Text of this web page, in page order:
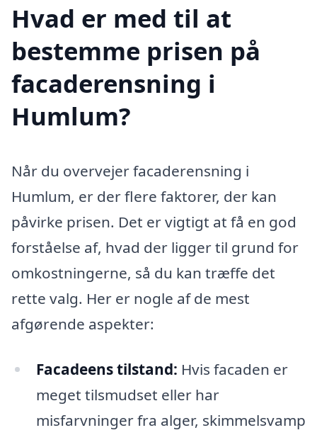
Hvad er med til at
bestemme prisen på
facaderensning i
Humlum?
Når du overvejer facaderensning i
Humlum, er der flere faktorer, der kan
påvirke prisen. Det er vigtigt at få en god
forståelse af, hvad der ligger til grund for
omkostningerne, så du kan træffe det
rette valg. Her er nogle af de mest
afgørende aspekter:
Facadeens tilstand: Hvis facaden er
meget tilsmudset eller har
misfarvninger fra alger, skimmelsvamp